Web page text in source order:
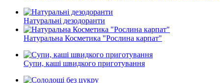
Натуральні дезодоранти
Натуральна Косметика "Рослина карпат"
Супи, каші швидкого приготування